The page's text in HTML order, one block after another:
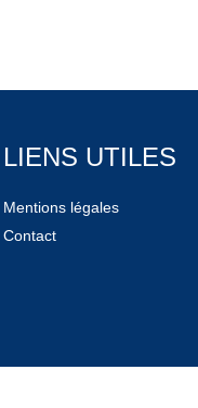
LIENS UTILES
Mentions légales
Contact